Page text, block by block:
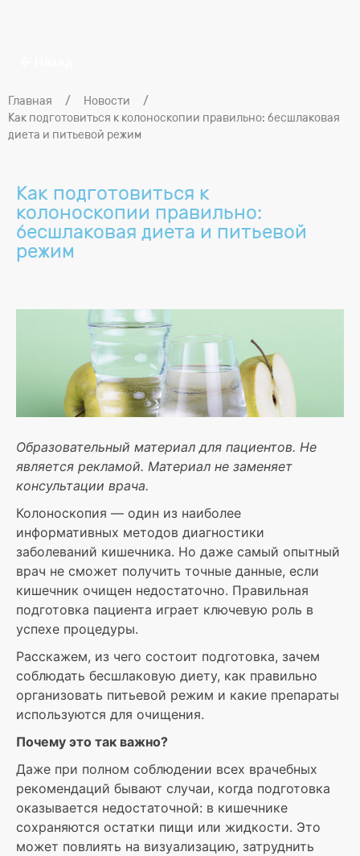
Главная / Новости
/
Как подготовиться к колоноскопии правильно: бесшлаковая
диета и питьевой режим
Как подготовиться к
колоноскопии правильно:
бесшлаковая диета и питьевой
режим
Образовательный материал для пациентов. Не
является рекламой. Материал не заменяет
консультации врача.
Колоноскопия — один из наиболее
информативных методов диагностики
заболеваний кишечника. Но даже самый опытный
врач не сможет получить точные данные, если
кишечник очищен недостаточно. Правильная
подготовка пациента играет ключевую роль в
успехе процедуры.
Расскажем, из чего состоит подготовка, зачем
соблюдать бесшлаковую диету, как правильно
организовать питьевой режим и какие препараты
используются для очищения.
Почему это так важно?
Даже при полном соблюдении всех врачебных
рекомендаций бывают случаи, когда подготовка
оказывается недостаточной: в кишечнике
сохраняются остатки пищи или жидкости. Это
может повлиять на визуализацию, затруднить